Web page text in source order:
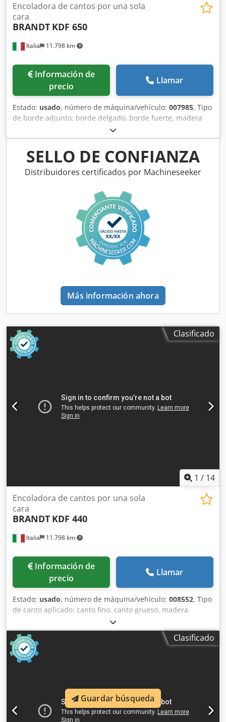
Italia 11.798 km
Encoladora de cantos por una sola
cara
BRANDT KDF 650
Información de
precio
Llamar
Estado: usado, número de máquina/vehículo: 007985, Tipo
de borde adjunto: borde delgado, borde fuerte, madera
maciza Sistema adhesivo: EVA Fresado de unión: sí Unidad
multifuncional: sí Velocidad máxima de avance: 18 m/min.
Espesor máximo del panel: 60 mm Unidades de trabajo: 7
no Dkedpfxjx A Th Ds Akbor
SELLO DE CONFIANZA
Distribuidores certificados por Machineseeker
Más información ahora
Clasificado
1 / 14
Italia 11.798 km
Encoladora de cantos por una sola
cara
BRANDT KDF 440
Información de
precio
Llamar
Estado: usado, número de máquina/vehículo: 008552, Tipo
de canto aplicado: canto fino, canto grueso, madera
maciza Sistema de encolado: EVA Fresado de juntas: sí
Agregado multifuncional: sí Dksdpezg D D Dofx Akbjr
Velocidad máx. de avance: 14 m/min Grosor máximo del
panel: 60 mm Unidades de trabajo: 7 uds.
Clasificado
Guardar búsqueda